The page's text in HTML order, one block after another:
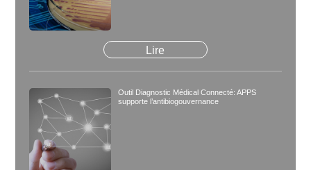
Lire
Outil Diagnostic Médical Connecté: APPS
supporte l’antibiogouvernance